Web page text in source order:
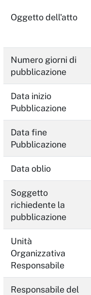
Oggetto dell'atto
Numero giorni di
pubblicazione
Data inizio
Pubblicazione
Data fine
Pubblicazione
Data oblio
Soggetto
richiedente la
pubblicazione
Unità
Organizzativa
Responsabile
Responsabile del